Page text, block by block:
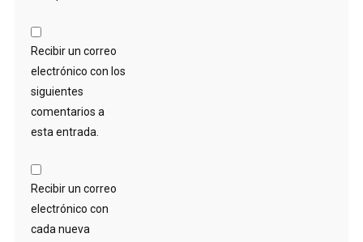
Recibir un correo
electrónico con los
siguientes
comentarios a
esta entrada.
Recibir un correo
electrónico con
cada nueva